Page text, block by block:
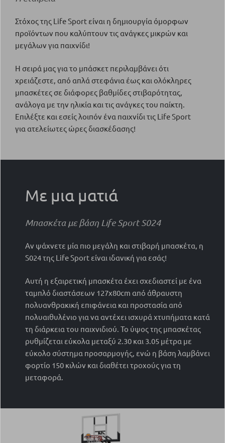
Στόχος της Life Sport είναι η δημιουργία όμορφων
προϊόντων που καλύπτουν τις ανάγκες μικρών και
μεγάλων για παιχνίδι!
Η σειρά μας για το μπάσκετ περιλαμβάνει ότι
χρειάζεστε, από απλά στεφάνια έως και ολόκληρες
μπασκέτες σε διάφορες βαθμίδες στιβαρότητας,
ανάλογα με την ηλικία και τις ανάγκες του παίκτη.
Επιλέξτε και εσείς λοιπόν ένα παιχνίδι τις Life Sport
για ατελείωτες ώρες διασκέδασης!
Με μια ματιά
Μπασκέτα με βάση Life Sport S024
Αν ψάχνετε μία πιο μεγάλη και στιβαρή μπασκέτα, η
S024 της Life Sport είναι ιδανική για εσάς!
Αυτή η εξαιρετική μπασκέτα έχει σχεδιαστεί με ένα
ταμπλό διαστάσεων 127x80cm από άθραυστη
πολυανθρακική επιφάνεια και προστασία από
πολυαιθυλένιο για να αντέχει ισχυρά χτυπήματα κατά
τη διάρκεια του παιχνιδιού. Το ύψος της μπασκέτας
ρυθμίζεται εύκολα μεταξύ 2.30 και 3.05 μέτρα με
εύκολο σύστημα προσαρμογής, ενώ η βάση λαμβάνει
φορτίο 150 κιλών και διαθέτει τροχούς για τη
μεταφορά.